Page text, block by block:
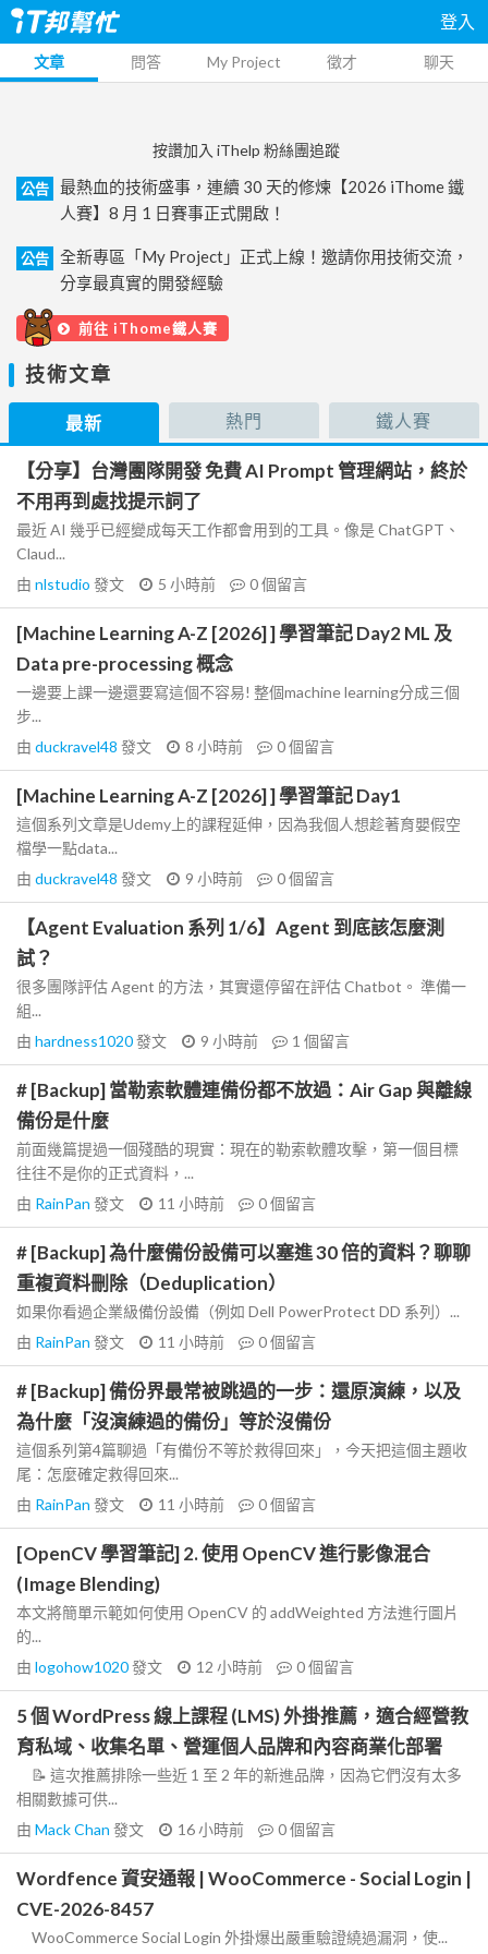
登入
文章 問答 My Project 徵才 聊天
按讚加入 iThelp 粉絲團追蹤
公告
最熱血的技術盛事，連續 30 天的修煉【2026 iThome 鐵
人賽】8 月 1 日賽事正式開啟！
公告
全新專區「My Project」正式上線！邀請你用技術交流，
分享最真實的開發經驗
前往 iThome鐵人賽
技術文章
最新 熱門 鐵人賽
【分享】台灣團隊開發 免費 AI Prompt 管理網站，終於
不用再到處找提示詞了
最近 AI 幾乎已經變成每天工作都會用到的工具。像是 ChatGPT、
Claud...
由 nlstudio 發文 5 小時前 0個留言
[Machine Learning A-Z [2026] ] 學習筆記 Day2 ML 及
Data pre-processing 概念
一邊要上課一邊還要寫這個不容易! 整個machine learning分成三個
步...
由 duckravel48 發文 8 小時前 0個留言
[Machine Learning A-Z [2026] ] 學習筆記 Day1
這個系列文章是Udemy上的課程延伸，因為我個人想趁著育嬰假空
檔學一點data...
由 duckravel48 發文 9 小時前 0個留言
【Agent Evaluation 系列 1/6】Agent 到底該怎麼測
試？
很多團隊評估 Agent 的方法，其實還停留在評估 Chatbot。 準備一
組...
由 hardness1020發文 9 小時前 1 個留言
# [Backup] 當勒索軟體連備份都不放過：Air Gap 與離線
備份是什麼
前面幾篇提過一個殘酷的現實：現在的勒索軟體攻擊，第一個目標
往往不是你的正式資料，...
由 RainPan 發文 11 小時前 0個留言
# [Backup] 為什麼備份設備可以塞進 30 倍的資料？聊聊
重複資料刪除（Deduplication）
如果你看過企業級備份設備（例如 Dell PowerProtect DD 系列）...
由 RainPan 發文 11 小時前 0個留言
# [Backup] 備份界最常被跳過的一步：還原演練，以及
為什麼「沒演練過的備份」等於沒備份
這個系列第4篇聊過「有備份不等於救得回來」，今天把這個主題收
尾：怎麼確定救得回來...
由 RainPan 發文 11 小時前 0個留言
[OpenCV 學習筆記] 2. 使用 OpenCV 進行影像混合
(Image Blending)
本文將簡單示範如何使用 OpenCV 的 addWeighted 方法進行圖片
的...
由 logohow1020發文 12 小時前 0個留言
5 個 WordPress 線上課程 (LMS) 外掛推薦，適合經營教
育私域、收集名單、營運個人品牌和內容商業化部署
📝 這次推薦排除一些近 1 至 2 年的新進品牌，因為它們沒有太多
相關數據可供...
由 Mack Chan 發文 16 小時前 0個留言
Wordfence 資安通報 | WooCommerce - Social Login |
CVE-2026-8457
WooCommerce Social Login 外掛爆出嚴重驗證繞過漏洞，使...